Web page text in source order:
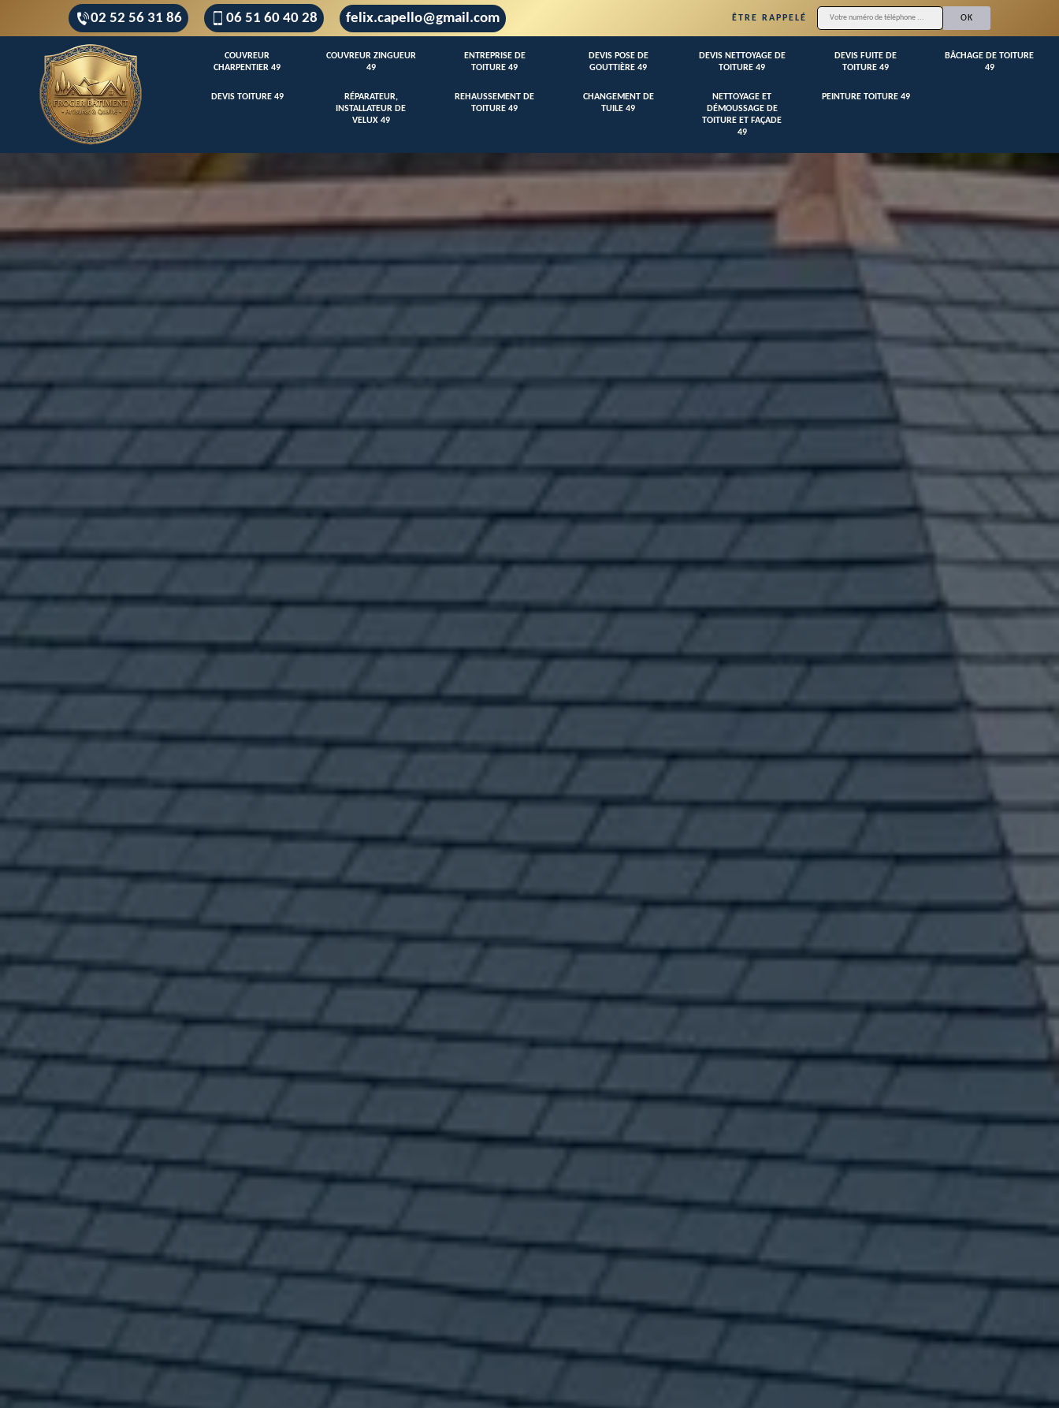
02 52 56 31 86 06 51 60 40 28 felix.capello@gmail.com ÊTRE RAPPELÉ
COUVREUR
CHARPENTIER 49
COUVREUR ZINGUEUR
49
ENTREPRISE DE
TOITURE 49
DEVIS POSE DE
GOUTTIÈRE 49
DEVIS NETTOYAGE DE
TOITURE 49
DEVIS FUITE DE
TOITURE 49
BÂCHAGE DE TOITURE
49
DEVIS TOITURE 49
RÉPARATEUR,
INSTALLATEUR DE
VELUX 49
REHAUSSEMENT DE
TOITURE 49
CHANGEMENT DE
TUILE 49
NETTOYAGE ET
DÉMOUSSAGE DE
TOITURE ET FAÇADE
49
PEINTURE TOITURE 49